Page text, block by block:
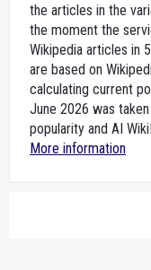
the articles in the
the moment the
Wikipedia articles in
are based on
calculating current
June 2026 was
popularity and AI
More information